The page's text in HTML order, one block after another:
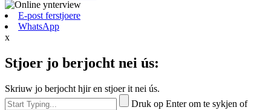
E-post ferstjoere
WhatsApp
x
Stjoer jo berjocht nei ús:
Skriuw jo berjocht hjir en stjoer it nei ús.
Druk op Enter om te sykjen of